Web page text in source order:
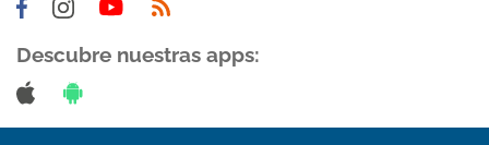
Descubre nuestras apps: